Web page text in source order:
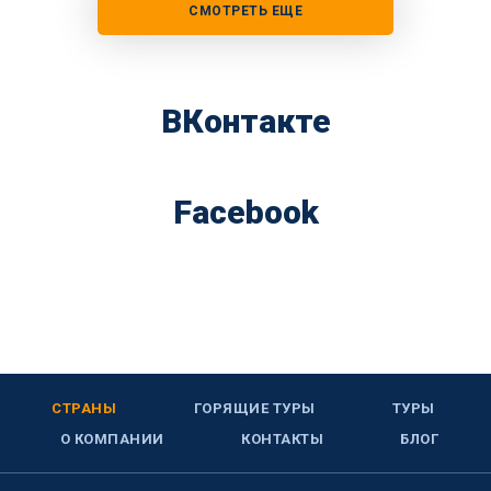
СМОТРЕТЬ ЕЩЕ
ВКонтакте
Facebook
СТРАНЫ ГОРЯЩИЕ ТУРЫ
ТУРЫ
О КОМПАНИИ
КОНТАКТЫ БЛОГ